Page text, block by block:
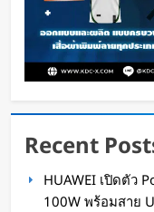
สตาร์ทอัพรัฐออริ
น้ำ ใช้พลังงานจ
Recent
HUAWEI เปิดตัว
100W พร้อมสาย